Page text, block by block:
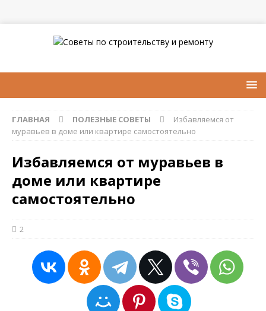
ГЛАВНАЯ ПОЛЕЗНЫЕ СОВЕТЫ
Избавляемся от
муравьев в доме или квартире самостоятельно
Избавляемся от муравьев в
доме или квартире
самостоятельно
2